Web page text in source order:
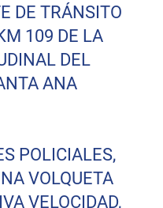
DE TRÁNSITO
109 DE LA
DEL
ANA
POLICIALES,
VOLQUETA
VELOCIDAD,